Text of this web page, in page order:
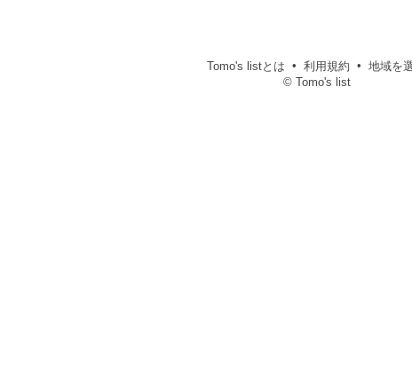
Tomo's listとは 利用規約
地域を
© Tomo's list